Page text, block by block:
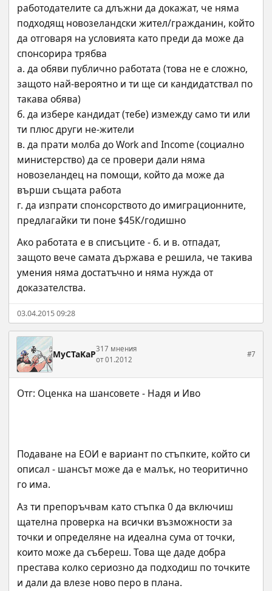
работодателите са длъжни да докажат, че няма
подходящ новозеландски жител/гражданин, който
да отговаря на условията като преди да може да
спонсорира трябва
а. да обяви публично работата (това не е сложно,
защото най-вероятно и ти ще си кандидатствал по
такава обява)
б. да избере кандидат (тебе) измежду само ти или
ти плюс други не-жители
в. да прати молба до Work and Income (социално
министерство) да се провери дали няма
новозеландец на помощи, който да може да
върши същата работа
г. да изпрати спонсорството до имиграционните,
предлагайки ти поне $45К/годишно
Ако работата е в списъците - б. и в. отпадат,
защото вече самата държава е решила, че такива
умения няма достатъчно и няма нужда от
доказателства.
03.04.2015 09:28
MyCTaKaP317 мнения
от 01.2012
#7
Подаване на ЕОИ е вариант по стъпките, който си
описал - шансът може да е малък, но теоритично
го има.
Аз ти препоръчвам като стъпка 0 да включиш
щателна проверка на всички възможности за
точки и определяне на идеална сума от точки,
които може да събереш. Това ще даде добра
престава колко сериозно да подходиш по точките
и дали да влезе ново перо в плана.